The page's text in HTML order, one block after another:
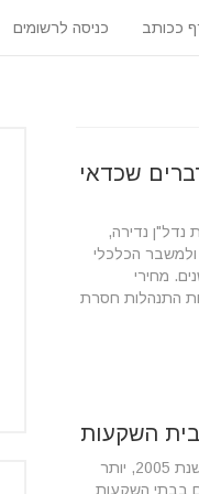
ככותב כניסה לרשומים
שכדאי
נדל"ן נדירה,
הכלכלי
מחירי
התנהלות חסרת
השקעות
מאז החלת הרפורמה בשוק ההון במהלך שנת 2005, יותר
בבתי השקעות